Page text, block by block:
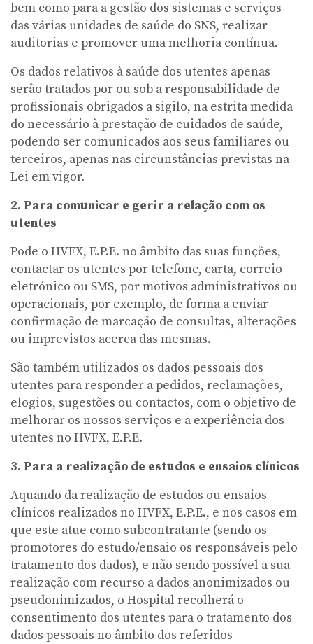
bem como para a gestão dos sistemas e serviços
das várias unidades de saúde do SNS, realizar
auditorias e promover uma melhoria contínua.
Os dados relativos à saúde dos utentes apenas
serão tratados por ou sob a responsabilidade de
profissionais obrigados a sigilo, na estrita medida
do necessário à prestação de cuidados de saúde,
podendo ser comunicados aos seus familiares ou
terceiros, apenas nas circunstâncias previstas na
Lei em vigor.
2. Para comunicar e gerir a relação com os
utentes
Pode o HVFX, E.P.E. no âmbito das suas funções,
contactar os utentes por telefone, carta, correio
eletrónico ou SMS, por motivos administrativos ou
operacionais, por exemplo, de forma a enviar
confirmação de marcação de consultas, alterações
ou imprevistos acerca das mesmas.
São também utilizados os dados pessoais dos
utentes para responder a pedidos, reclamações,
elogios, sugestões ou contactos, com o objetivo de
melhorar os nossos serviços e a experiência dos
utentes no HVFX, E.P.E.
3. Para a realização de estudos e ensaios clínicos
Aquando da realização de estudos ou ensaios
clínicos realizados no HVFX, E.P.E., e nos casos em
que este atue como subcontratante (sendo os
promotores do estudo/ensaio os responsáveis pelo
tratamento dos dados), e não sendo possível a sua
realização com recurso a dados anonimizados ou
pseudonimizados, o Hospital recolherá o
consentimento dos utentes para o tratamento dos
dados pessoais no âmbito dos referidos